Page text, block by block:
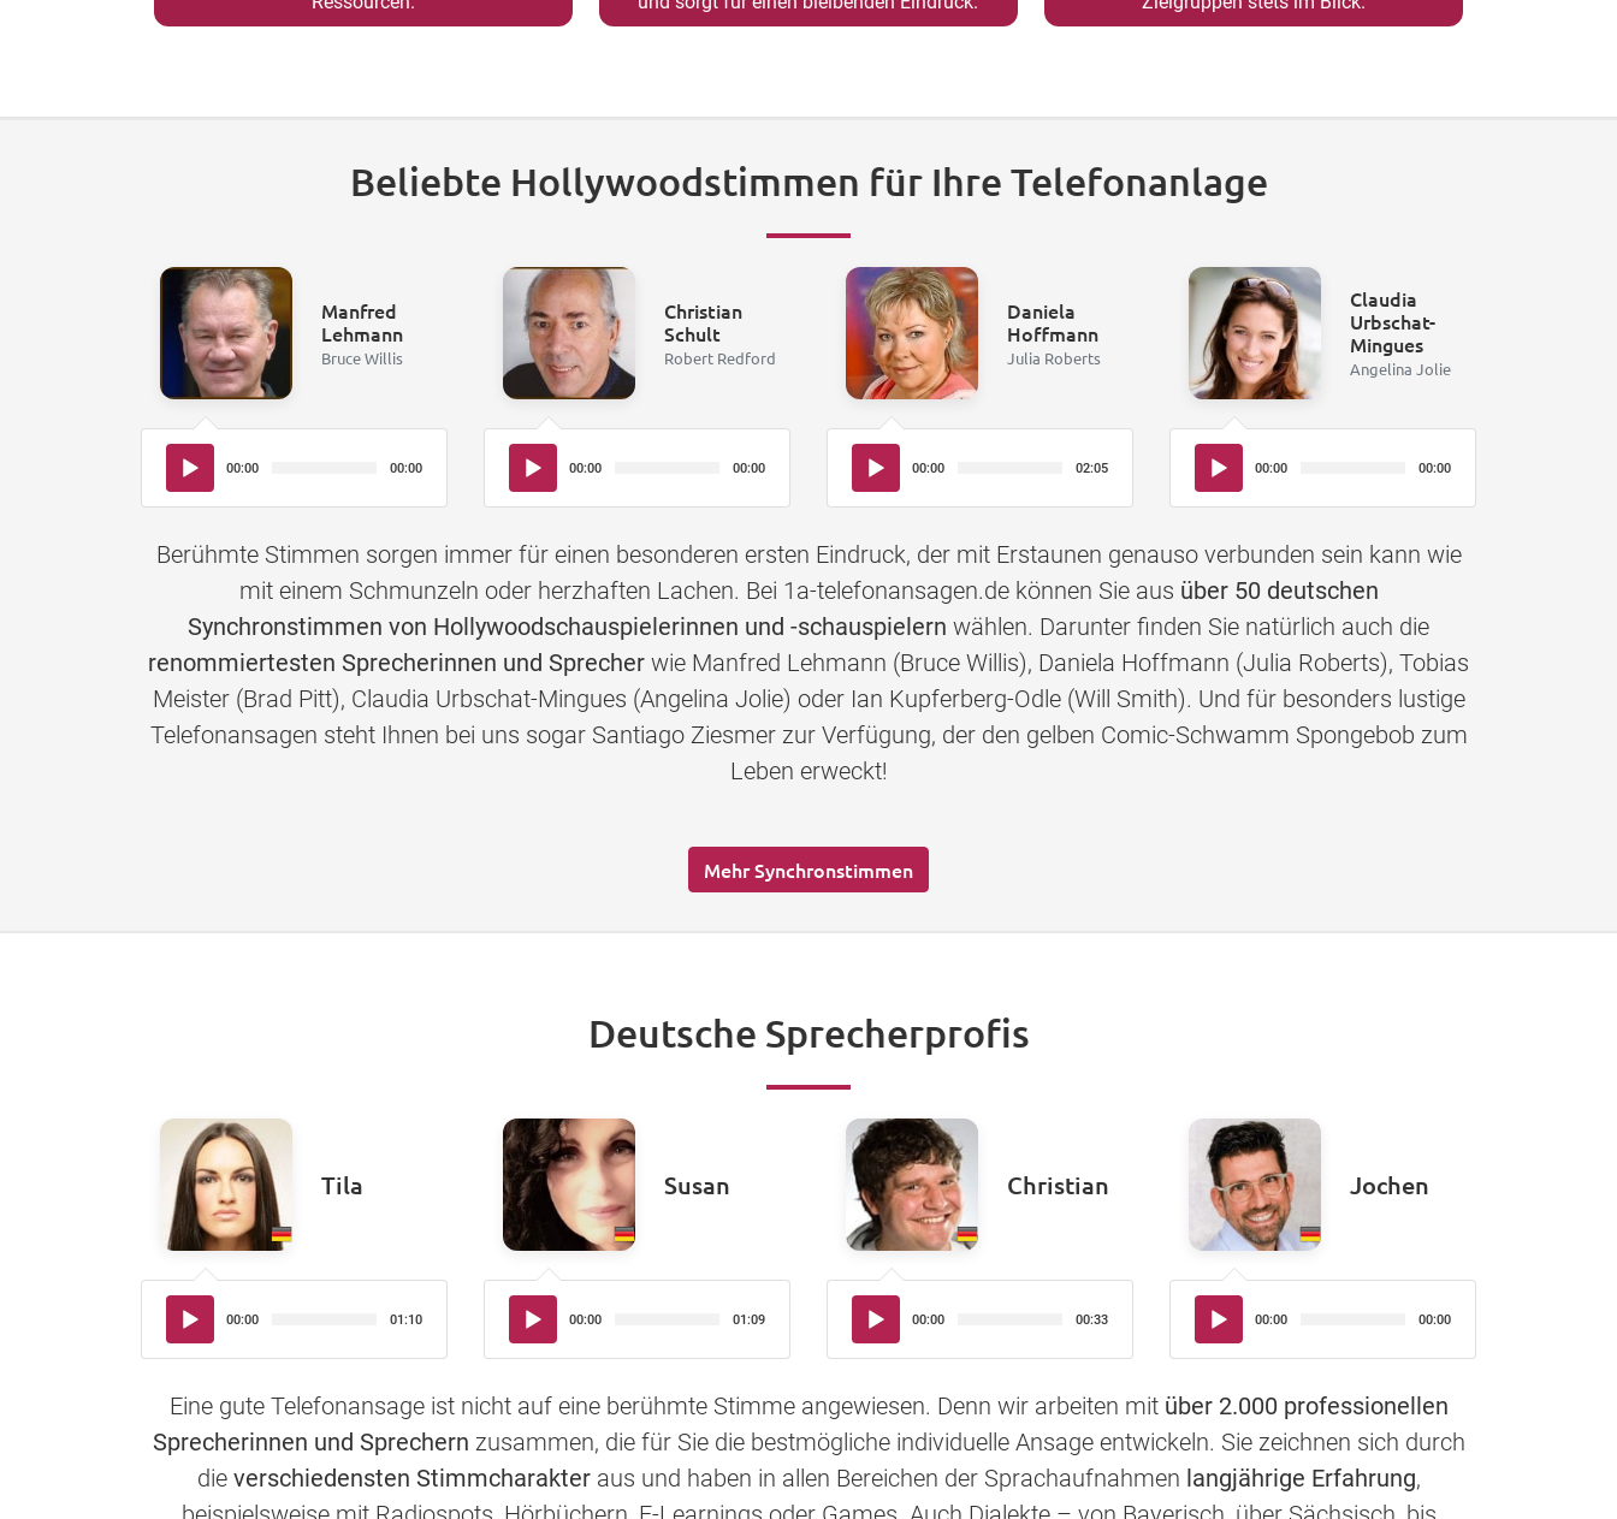
Beliebte Hollywoodstimmen für Ihre Telefonanlage
Manfred
Lehmann
Bruce Willis
Audio-
Player
00:00 00:00
Christian
Schult
Robert Redford
Audio-
Player
00:00 00:00
Daniela
Hoffmann
Julia Roberts
Audio-
Player
00:00 02:05
Claudia
Urbschat-
Mingues
Angelina Jolie
Audio-
Player
00:00 00:00
Berühmte Stimmen sorgen immer für einen besonderen ersten Eindruck, der mit Erstaunen genauso verbunden sein kann wie
mit einem Schmunzeln oder herzhaften Lachen. Bei 1a-telefonansagen.de können Sie aus über 50 deutschen
Synchronstimmen von Hollywoodschauspielerinnen und -schauspielern wählen. Darunter finden Sie natürlich auch die
renommiertesten Sprecherinnen und Sprecher wie Manfred Lehmann (Bruce Willis), Daniela Hoffmann (Julia Roberts), Tobias
Meister (Brad Pitt), Claudia Urbschat-Mingues (Angelina Jolie) oder Ian Kupferberg-Odle (Will Smith). Und für besonders lustige
Telefonansagen steht Ihnen bei uns sogar Santiago Ziesmer zur Verfügung, der den gelben Comic-Schwamm Spongebob zum
Leben erweckt!
Mehr Synchronstimmen
Deutsche Sprecherprofis
Tila
Audio-
Player
00:00 01:10
Susan
Audio-
Player
00:00 01:09
Christian
Audio-
Player
00:00 00:33
Jochen
Audio-
Player
00:00 00:00
Eine gute Telefonansage ist nicht auf eine berühmte Stimme angewiesen. Denn wir arbeiten mit über 2.000 professionellen
Sprecherinnen und Sprechern zusammen, die für Sie die bestmögliche individuelle Ansage entwickeln. Sie zeichnen sich durch
die verschiedensten Stimmcharakteraus und haben in allen Bereichen der Sprachaufnahmen langjährige Erfahrung,